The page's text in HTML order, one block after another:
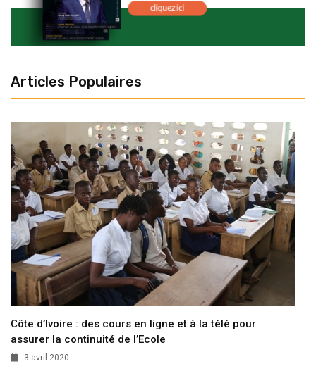
Articles Populaires
Côte d’Ivoire : des cours en ligne et à la télé pour
assurer la continuité de l’Ecole
3 avril 2020